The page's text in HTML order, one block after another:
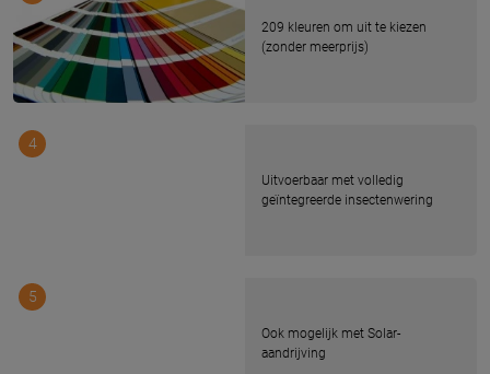
209 kleuren om uit te kiezen
(zonder meerprijs)
Uitvoerbaar met volledig
geïntegreerde insectenwering
4
Ook mogelijk met Solar-
aandrijving
5